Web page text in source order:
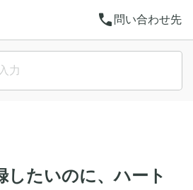
call 問い合わせ先
したいのに、ハート